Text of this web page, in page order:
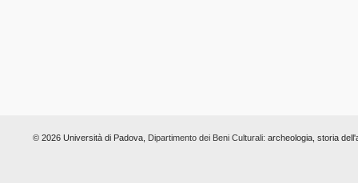
© 2026 Università di Padova, Dipartimento dei Beni Culturali: archeologia, storia